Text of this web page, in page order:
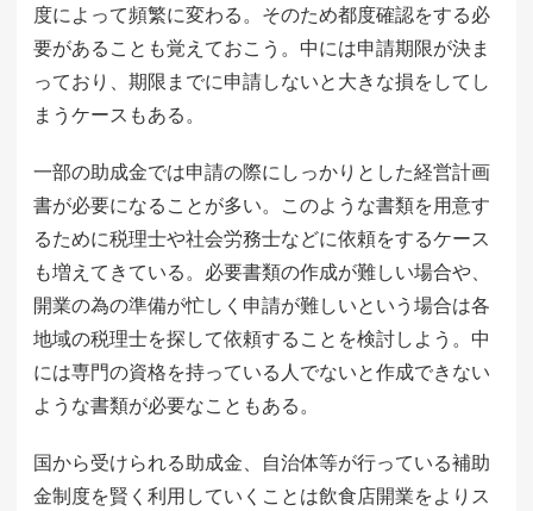
度によって頻繁に変わる。そのため都度確認をする必
要があることも覚えておこう。中には申請期限が決ま
っており、期限までに申請しないと大きな損をしてし
まうケースもある。
一部の助成金では申請の際にしっかりとした経営計画
書が必要になることが多い。このような書類を用意す
るために税理士や社会労務士などに依頼をするケース
も増えてきている。必要書類の作成が難しい場合や、
開業の為の準備が忙しく申請が難しいという場合は各
地域の税理士を探して依頼することを検討しよう。中
には専門の資格を持っている人でないと作成できない
ような書類が必要なこともある。
国から受けられる助成金、自治体等が行っている補助
金制度を賢く利用していくことは飲食店開業をよりス